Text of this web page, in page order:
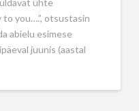
you….”, otsustasin
abielu esimese
juunis (aastal